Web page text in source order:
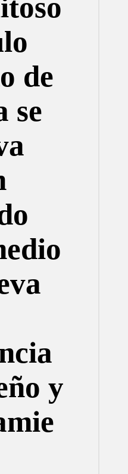
de
se
y